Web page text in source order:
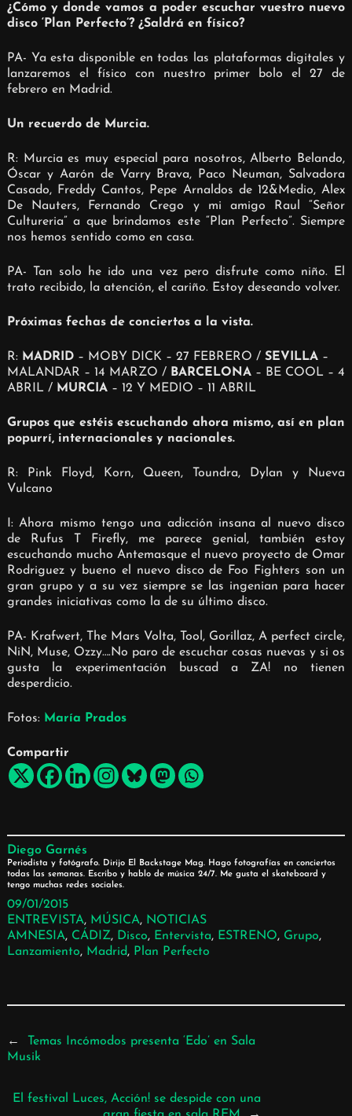
¿Cómo y donde vamos a poder escuchar vuestro nuevo
disco ‘Plan Perfecto’? ¿Saldrá en físico?
PA- Ya esta disponible en todas las plataformas digitales y
lanzaremos el físico con nuestro primer bolo el 27 de
febrero en Madrid.
Un recuerdo de Murcia.
R: Murcia es muy especial para nosotros, Alberto Belando,
Óscar y Aarón de Varry Brava, Paco Neuman, Salvadora
Casado, Freddy Cantos, Pepe Arnaldos de 12&Medio, Alex
De Nauters, Fernando Crego y mi amigo Raul “Señor
Cultureria” a que brindamos este “Plan Perfecto”. Siempre
nos hemos sentido como en casa.
PA- Tan solo he ido una vez pero disfrute como niño. El
trato recibido, la atención, el cariño. Estoy deseando volver.
Próximas fechas de conciertos a la vista.
R: MADRID– MOBY DICK – 27 FEBRERO / SEVILLA–
MALANDAR – 14 MARZO / BARCELONA– BE COOL – 4
ABRIL / MURCIA– 12 Y MEDIO – 11 ABRIL
Grupos que estéis escuchando ahora mismo, así en plan
popurrí, internacionales y nacionales.
R: Pink Floyd, Korn, Queen, Toundra, Dylan y Nueva
Vulcano
I: Ahora mismo tengo una adicción insana al nuevo disco
de Rufus T Firefly, me parece genial, también estoy
escuchando mucho Antemasque el nuevo proyecto de Omar
Rodriguez y bueno el nuevo disco de Foo Fighters son un
gran grupo y a su vez siempre se las ingenian para hacer
grandes iniciativas como la de su último disco.
PA- Krafwert, The Mars Volta, Tool, Gorillaz, A perfect circle,
NiN, Muse, Ozzy….No paro de escuchar cosas nuevas y si os
gusta la experimentación buscad a ZA! no tienen
desperdicio.
Fotos: María Prados
Compartir
Diego Garnés
Periodista y fotógrafo. Dirijo El Backstage Mag. Hago fotografías en conciertos
todas las semanas. Escribo y hablo de música 24/7. Me gusta el skateboard y
tengo muchas redes sociales.
09/01/2015
ENTREVISTA, MÚSICA, NOTICIAS
AMNESIA, CÁDIZ, Disco, Entervista, ESTRENO, Grupo ,
Lanzamiento, Madrid, Plan Perfecto
←
Temas Incómodos presenta ‘Edo’ en Sala
Musik
El festival Luces, Acción! se despide con una